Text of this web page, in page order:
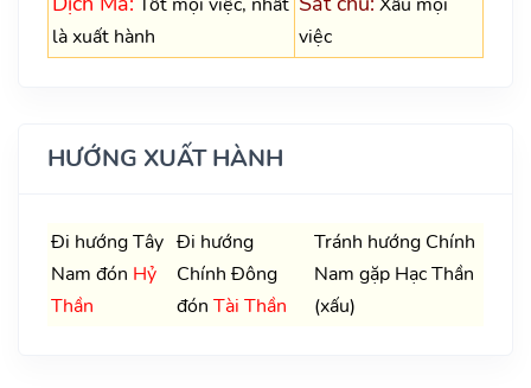
là xuất hành
việc
HƯỚNG XUẤT HÀNH
Đi hướng Tây
Nam đón Hỷ
Thần
Đi hướng
Chính Đông
đón Tài Thần
Tránh hướng Chính
Nam gặp Hạc Thần
(xấu)